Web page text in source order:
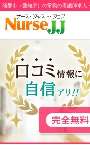
蒲郡市（愛知県）の常勤の看護師求人